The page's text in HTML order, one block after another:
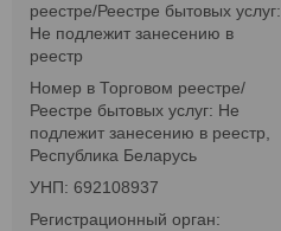
реестре/Реестре бытовых услуг:
Не подлежит занесению в
реестр
Номер в Торговом реестре/
Реестре бытовых услуг: Не
подлежит занесению в реестр,
Республика Беларусь
УНП: 692108937
Регистрационный орган: